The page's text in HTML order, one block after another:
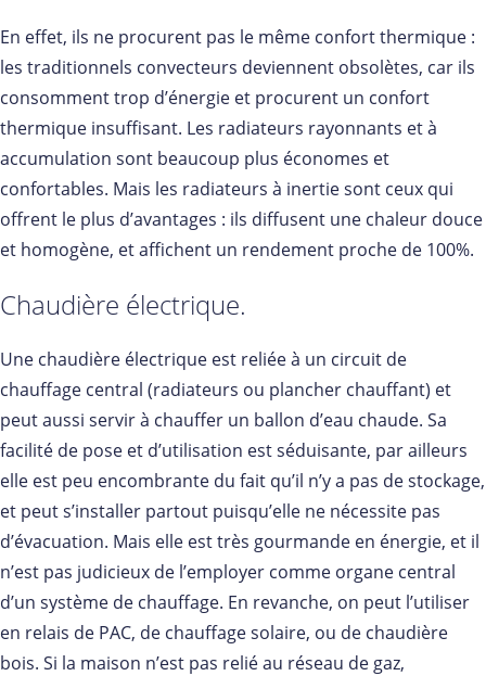
En effet, ils ne procurent pas le même confort thermique :
les traditionnels convecteurs deviennent obsolètes, car ils
consomment trop d’énergie et procurent un confort
thermique insuffisant. Les radiateurs rayonnants et à
accumulation sont beaucoup plus économes et
confortables. Mais les radiateurs à inertie sont ceux qui
offrent le plus d’avantages : ils diffusent une chaleur douce
et homogène, et affichent un rendement proche de 100%.
Chaudière électrique.
Une chaudière électrique est reliée à un circuit de
chauffage central (radiateurs ou plancher chauffant) et
peut aussi servir à chauffer un ballon d’eau chaude. Sa
facilité de pose et d’utilisation est séduisante, par ailleurs
elle est peu encombrante du fait qu’il n’y a pas de stockage,
et peut s’installer partout puisqu’elle ne nécessite pas
d’évacuation. Mais elle est très gourmande en énergie, et il
n’est pas judicieux de l’employer comme organe central
d’un système de chauffage. En revanche, on peut l’utiliser
en relais de PAC, de chauffage solaire, ou de chaudière
bois. Si la maison n’est pas relié au réseau de gaz,